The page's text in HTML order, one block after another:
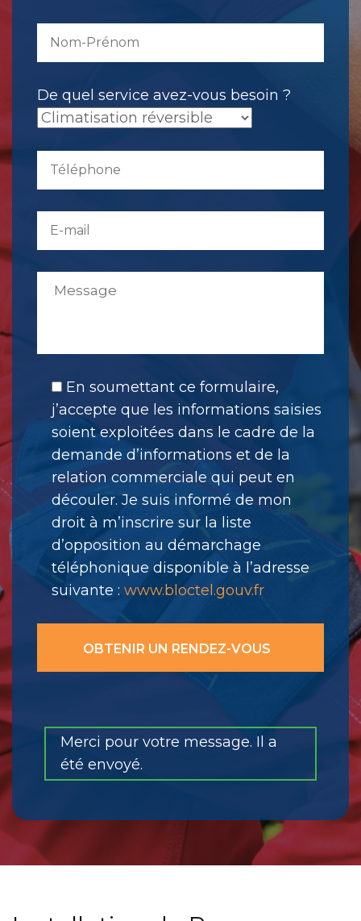
De quel service avez-vous besoin ?
En soumettant ce formulaire,
j’accepte que les informations saisies
soient exploitées dans le cadre de la
demande d’informations et de la
relation commerciale qui peut en
découler. Je suis informé de mon
droit à m’inscrire sur la liste
d’opposition au démarchage
téléphonique disponible à l’adresse
suivante : www.bloctel.gouv.fr
Merci pour votre message. Il a
été envoyé.